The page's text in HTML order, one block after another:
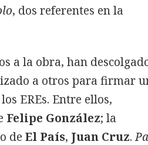
, dos referentes en la
a la obra, han
a otros para firmar
EREs. Entre ellos,
Felipe González; la
de El País, Juan Cruz.